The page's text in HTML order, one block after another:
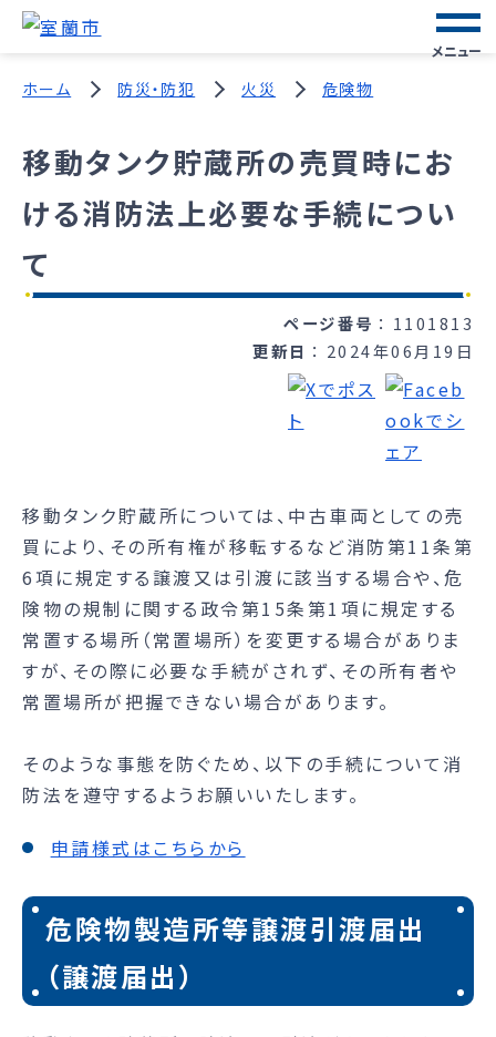
メニュー
ホーム 防災・防犯 火災 危険物
移動タンク貯蔵所の売買時にお
ける消防法上必要な手続につい
て
ページ番号
1101813
更新日
2024年06月19日
移動タンク貯蔵所については、中古車両としての売
買により、その所有権が移転するなど消防第11条第
6項に規定する譲渡又は引渡に該当する場合や、危
険物の規制に関する政令第15条第1項に規定する
常置する場所（常置場所）を変更する場合がありま
すが、その際に必要な手続がされず、その所有者や
常置場所が把握できない場合があります。
そのような事態を防ぐため、以下の手続について消
防法を遵守するようお願いいたします。
申請様式はこちらから
危険物製造所等譲渡引渡届出
（譲渡届出）